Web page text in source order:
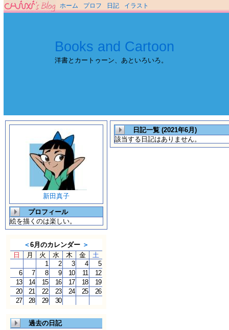
ホーム プロフ 日記 イラスト
Books and Cartoon
洋書とカートゥーン、あといろいろ。
新田真子
プロフィール
絵を描くのは楽しい。
＜6月のカレンダー ＞
日
月 火 水 木 金
土
1
2 3 4
5
6
7 8 9 10 11
12
13
14 15 16 17 18
19
20
21 22 23 24 25
26
27
28 29 30
過去の日記
日記一覧 (2021年6月)
該当する日記はありません。